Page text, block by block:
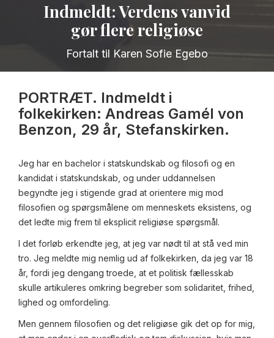
Indmeldt: Verdens vanvid
gør flere religiøse
Fortalt til Karen Sofie Egebo
PORTRÆT. Indmeldt i
folkekirken: Andreas Gamél von
Benzon, 29 år, Stefanskirken.
Jeg har en bachelor i statskundskab og filosofi og en
kandidat i statskundskab, og under uddannelsen
begyndte jeg i stigende grad at orientere mig mod
filosofien og spørgsmålene om menneskets eksistens, og
det ledte mig frem til eksplicit religiøse spørgsmål.
I det forløb erkendte jeg, at jeg var nødt til at stå ved min
tro. Jeg meldte mig nemlig ud af folkekirken, da jeg var 18
år, fordi jeg dengang troede, at et politisk fællesskab
skulle artikuleres omkring begreber som solidaritet, frihed,
lighed og omfordeling.
Men gennem filosofien og det religiøse gik det op for mig,